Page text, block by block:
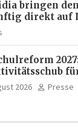
bringen den
direkt auf
in der Cloud
2026 Presse